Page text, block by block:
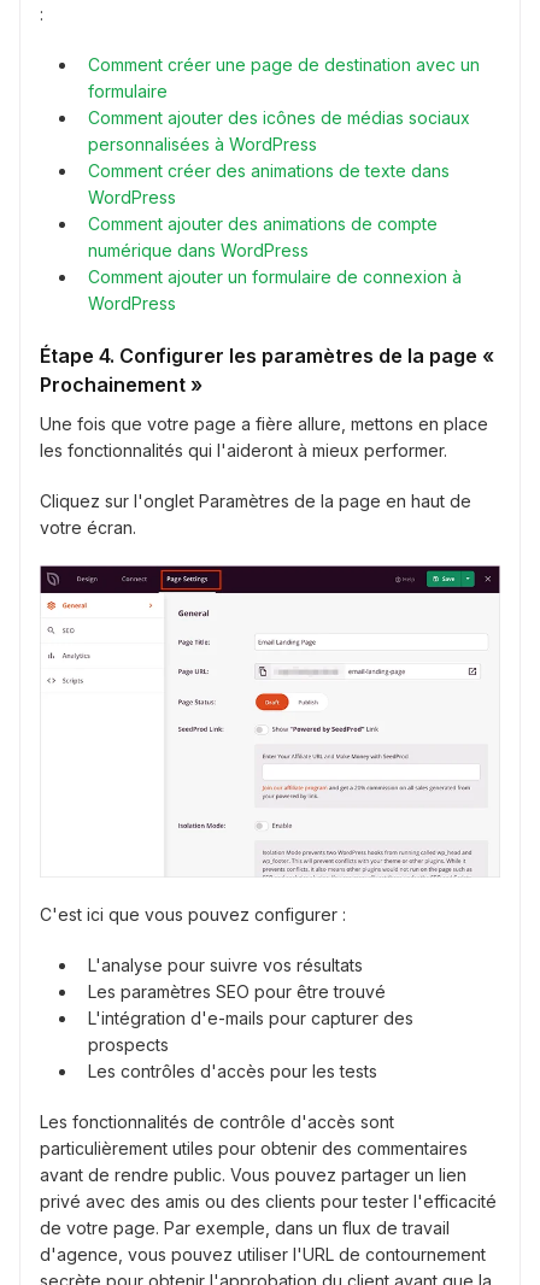
:
Comment créer une page de destination avec un
formulaire
Comment ajouter des icônes de médias sociaux
personnalisées à WordPress
Comment créer des animations de texte dans
WordPress
Comment ajouter des animations de compte
numérique dans WordPress
Comment ajouter un formulaire de connexion à
WordPress
Étape 4. Configurer les paramètres de la page «
Prochainement »
Une fois que votre page a fière allure, mettons en place
les fonctionnalités qui l'aideront à mieux performer.
Cliquez sur l'onglet Paramètres de la page en haut de
votre écran.
C'est ici que vous pouvez configurer :
L'analyse pour suivre vos résultats
Les paramètres SEO pour être trouvé
L'intégration d'e-mails pour capturer des
prospects
Les contrôles d'accès pour les tests
Les fonctionnalités de contrôle d'accès sont
particulièrement utiles pour obtenir des commentaires
avant de rendre public. Vous pouvez partager un lien
privé avec des amis ou des clients pour tester l'efficacité
de votre page. Par exemple, dans un flux de travail
d'agence, vous pouvez utiliser l'URL de contournement